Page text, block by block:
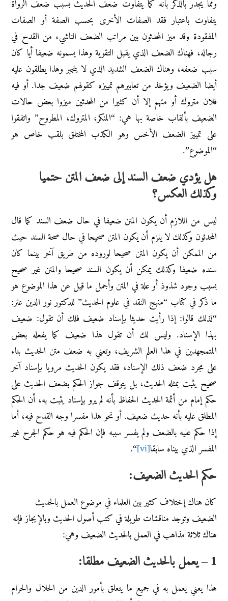
ومما يجدر بالذكر بأنه كما يتفاوت ضعف الحديث بسبب ضعف الرواة
يتفاوت باعتبار فقد الصفات الأخرى بحسب الصفة أو الصفات
المفقودة وقد ميز المحدثون بين مراتب الضعف الناشيء من القدح في
رجاله، فهناك الضعف الذي يقبل التقوية وهذا يسمونه ضعيفا أيا كان
سبب ضعفه، وهناك الضعف الشديد الذي لا ينجبر وهذا يطلقون عليه
أيضا الضعيف ويؤخذ من تعابيرهم تمييزه كقولهم ضعيف جدا. أو فيه
فلان متروك أو متهم إلا أن كثيرا من المحدثين ميزوا بعض حالات
الضعيف بألقاب خاصة بها هي: “المنكر، المتروك، المطروح” واتفقوا
على تمييز الضعف الأخس وهو الكذب المختلق بلقب خاص هو
“الموضوع”.
هل يؤدي ضعف السند إلى ضعف المتن حتميا
وكذلك العكس؟
ليس من اللازم أن يكون المتن ضعيفا في حال ضعف السند كما قال
المحدثون وكذلك لا يلزم أن يكون المتن صحيحا في حال صحة السند حيث
من الممكن أن يكون المتن صحيحا لوروده من طريق آخر بينما كان
سنده ضعيفا وكذلك يمكن أن يكون السند صحيحا والمتن غير صحيح
بسبب وجود شذوذ أو علة في المتن وأجمل ما قيل عن هذا الموضوع هو
ما ذكر في كتاب “منهج النقد في علوم الحديث” للدكتور نور الدين عتر:
“لذلك قالوا: إذا رأيت حديثا بإسناد ضعيف فلك أن تقول: ضعيف
بهذا الإسناد. وليس لك أن تقول هذا ضعيف كما يفعله بعض
المتمجهدين في هذا العلم الشريف، وتعني به ضعف متن الحديث بناء
على مجرد ضعف ذلك الإسناد، فقد يكون الحديث مرويا بإسناد آخر
صحيح يثبت بمثله الحديث، بل يتوقف جواز الحكم بضعف الحديث على
حكم إمام من أئمة الحديث الحفاظ بأنه لم يرو بإسناد يثبت به، أن الحكم
المطلق عليه بأنه حديث ضعيف. أو نحو هذا مفسرا وجه القدح فيه، أما
إذا حكم عليه بالضعف ولم يفسر سببه فإن الحكم فيه هو حكم الجرح غير
المفسر الذي بيناه سابقا[vi]
“.
حكم الحديث الضعيف:
كان هناك إختلاف كثير بين العلماء في موضوع العمل بالحديث
الضعيف وتوجد مناقشات طويلة في كتب أصول الحديث وبالإيجاز فإنه
هناك ثلاثة مذاهب في العمل بالحديث الضعيف وهي:
1 – يعمل بالحديث الضعيف مطلقا:
هذا يعني يعمل به في جميع ما يتعلق بأمور الدين من الحلال والحرام